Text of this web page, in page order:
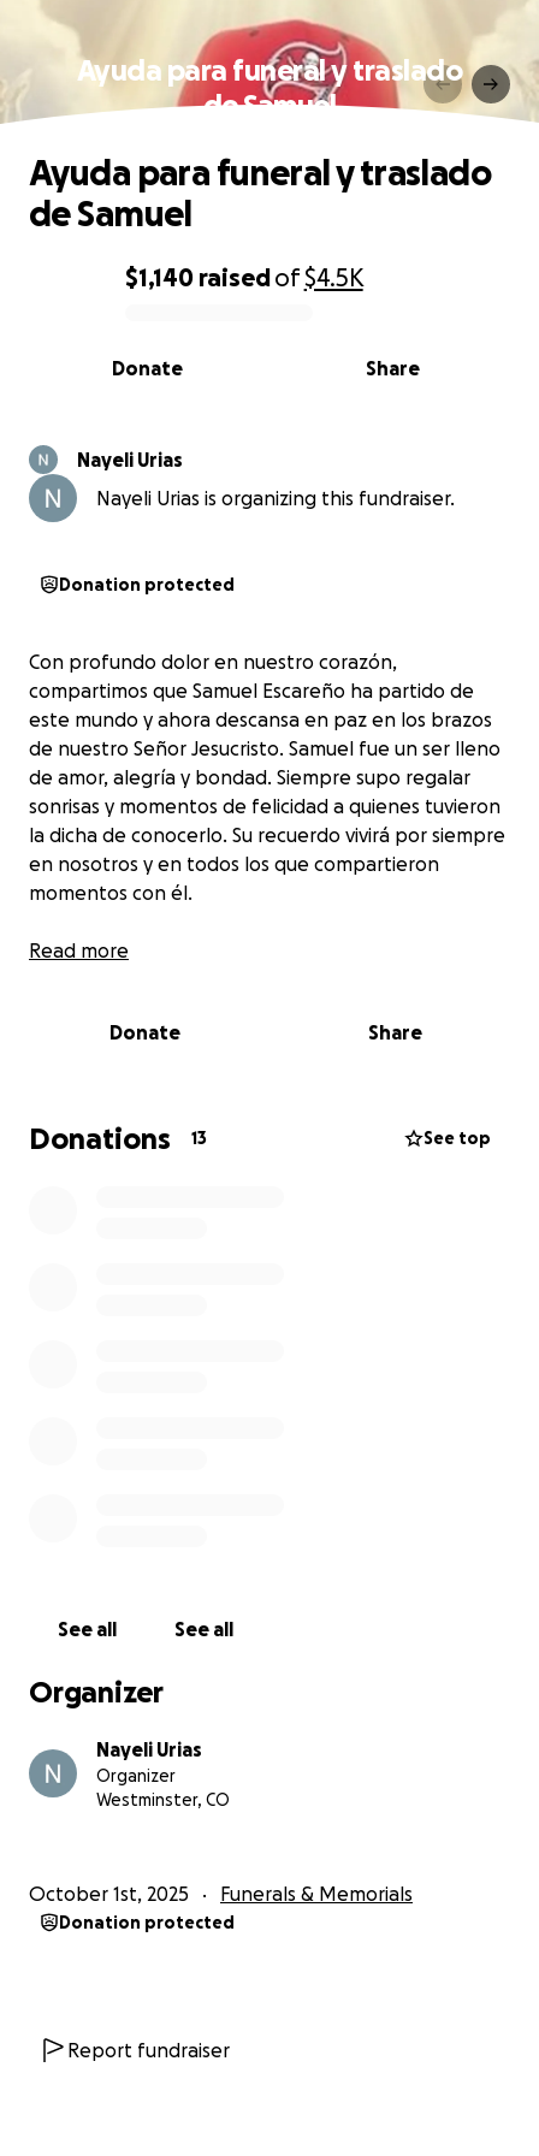
Ayuda para funeral y traslado
de Samuel
0% complete
$1,140 raisedof$4.5K
Share
Donate
Ayuda para funeral y traslado
de Samuel
Nayeli Urias
Nayeli Urias is organizing this fundraiser.
Donation protected
Con profundo dolor en nuestro corazón,
compartimos que Samuel Escareño ha partido de
este mundo y ahora descansa en paz en los brazos
de nuestro Señor Jesucristo. Samuel fue un ser lleno
de amor, alegría y bondad. Siempre supo regalar
sonrisas y momentos de felicidad a quienes tuvieron
la dicha de conocerlo. Su recuerdo vivirá por siempre
en nosotros y en todos los que compartieron
momentos con él.
De parte de Juan Escareño y familia, acudimos a
ante esta dolorosa pérdida. En este momento,
así como para los gastos relacionados con el funeral.
Cualquier contribución, por pequeña que sea, será
Read more
Donate Share
Donations 13 See top
See all See all
Organizer
Nayeli Urias
Organizer
Westminster, CO
October 1st, 2025 Funerals & Memorials
Donation protected
Report fundraiser